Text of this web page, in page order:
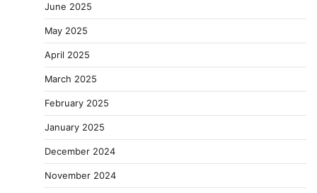
June 2025
May 2025
April 2025
March 2025
February 2025
January 2025
December 2024
November 2024